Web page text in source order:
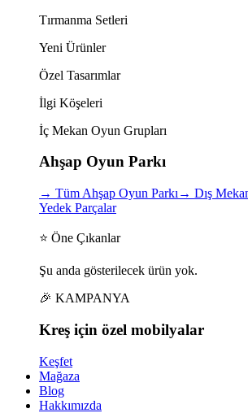
Tırmanma Setleri
Yeni Ürünler
Özel Tasarımlar
İlgi Köşeleri
İç Mekan Oyun Grupları
Ahşap Oyun Parkı
→ Tüm Ahşap Oyun Parkı → Dış
Yedek Parçalar
⭐ Öne Çıkanlar
Şu anda gösterilecek ürün yok.
🎉 KAMPANYA
Kreş için özel mobilyalar
Keşfet
Mağaza
Blog
Hakkımızda